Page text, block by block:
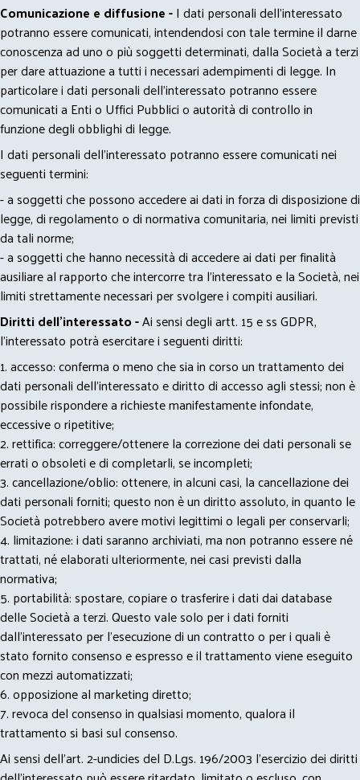
Comunicazione e diffusione -I dati personali dell’interessato
potranno essere comunicati, intendendosi con tale termine il darne
conoscenza ad uno o più soggetti determinati, dalla Società a terzi
per dare attuazione a tutti i necessari adempimenti di legge. In
particolare i dati personali dell’interessato potranno essere
comunicati a Enti o Uffici Pubblici o autorità di controllo in
funzione degli obblighi di legge.
I dati personali dell’interessato potranno essere comunicati nei
seguenti termini:
- a soggetti che possono accedere ai dati in forza di disposizione di
legge, di regolamento o di normativa comunitaria, nei limiti previsti
da tali norme;
- a soggetti che hanno necessità di accedere ai dati per finalità
ausiliare al rapporto che intercorre tra l’interessato e la Società, nei
limiti strettamente necessari per svolgere i compiti ausiliari.
Diritti dell’interessato -Ai sensi degli artt. 15 e ss GDPR,
l’interessato potrà esercitare i seguenti diritti:
1. accesso: conferma o meno che sia in corso un trattamento dei
dati personali dell’interessato e diritto di accesso agli stessi; non è
possibile rispondere a richieste manifestamente infondate,
eccessive o ripetitive;
2. rettifica: correggere/ottenere la correzione dei dati personali se
errati o obsoleti e di completarli, se incompleti;
3. cancellazione/oblio: ottenere, in alcuni casi, la cancellazione dei
dati personali forniti; questo non è un diritto assoluto, in quanto le
Società potrebbero avere motivi legittimi o legali per conservarli;
4. limitazione: i dati saranno archiviati, ma non potranno essere né
trattati, né elaborati ulteriormente, nei casi previsti dalla
normativa;
5. portabilità: spostare, copiare o trasferire i dati dai database
delle Società a terzi. Questo vale solo per i dati forniti
dall’interessato per l’esecuzione di un contratto o per i quali è
stato fornito consenso e espresso e il trattamento viene eseguito
con mezzi automatizzati;
6. opposizione al marketing diretto;
7. revoca del consenso in qualsiasi momento, qualora il
trattamento si basi sul consenso.
Ai sensi dell’art. 2-undicies del D.Lgs. 196/2003 l’esercizio dei diritti